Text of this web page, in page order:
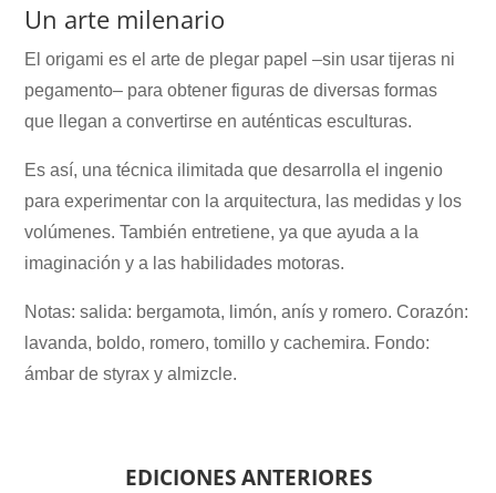
Un arte milenario
El origami es el arte de plegar papel –sin usar tijeras ni
pegamento– para obtener figuras de diversas formas
que llegan a convertirse en auténticas esculturas.
Es así, una técnica ilimitada que desarrolla el ingenio
para experimentar con la arquitectura, las medidas y los
volúmenes. También entretiene, ya que ayuda a la
imaginación y a las habilidades motoras.
Notas: salida: bergamota, limón, anís y romero. Corazón:
lavanda, boldo, romero, tomillo y cachemira. Fondo:
ámbar de styrax y almizcle.
EDICIONES ANTERIORES